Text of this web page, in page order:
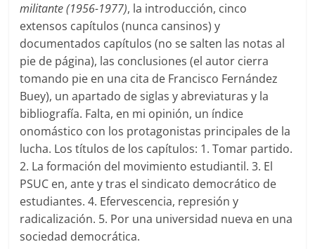
militante (1956-1977), la introducción, cinco
extensos capítulos (nunca cansinos) y
documentados capítulos (no se salten las notas al
pie de página), las conclusiones (el autor cierra
tomando pie en una cita de Francisco Fernández
Buey), un apartado de siglas y abreviaturas y la
bibliografía. Falta, en mi opinión, un índice
onomástico con los protagonistas principales de la
lucha. Los títulos de los capítulos: 1. Tomar partido.
2. La formación del movimiento estudiantil. 3. El
PSUC en, ante y tras el sindicato democrático de
estudiantes. 4. Efervescencia, represión y
radicalización. 5. Por una universidad nueva en una
sociedad democrática.